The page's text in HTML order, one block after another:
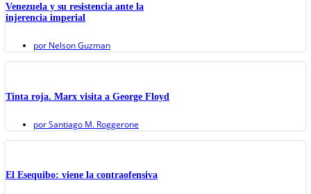
Venezuela y su resistencia ante la
injerencia imperial
por Nelson Guzman
Tinta roja. Marx visita a George Floyd
porSantiago M. Roggerone
El Esequibo: viene la contraofensiva